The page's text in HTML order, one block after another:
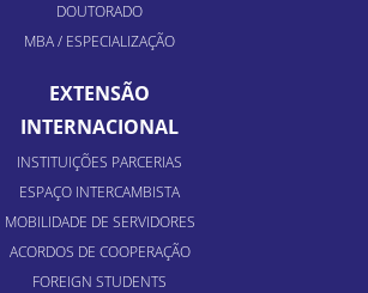
DOUTORADO
MBA / ESPECIALIZAÇÃO
EXTENSÃO
INTERNACIONAL
INSTITUIÇÕES PARCERIAS
ESPAÇO INTERCAMBISTA
MOBILIDADE DE SERVIDORES
ACORDOS DE COOPERAÇÃO
FOREIGN STUDENTS